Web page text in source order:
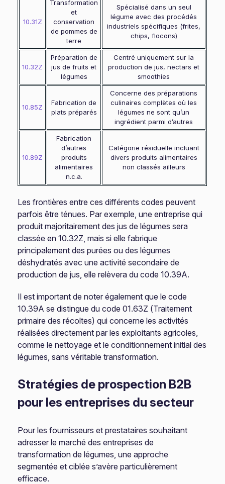
10.31Z
Transformation
et
conservation
de pommes de
terre
Spécialisé dans un seul
légume avec des procédés
industriels spécifiques (frites,
chips, flocons)
10.32Z
Préparation de
jus de fruits et
légumes
Centré uniquement sur la
production de jus, nectars et
smoothies
10.85Z
Fabrication de
plats préparés
Concerne des préparations
culinaires complètes où les
légumes ne sont qu’un
ingrédient parmi d’autres
10.89Z
Fabrication
d’autres
produits
alimentaires
n.c.a.
Catégorie résiduelle incluant
divers produits alimentaires
non classés ailleurs
Les frontières entre ces différents codes peuvent
parfois être ténues. Par exemple, une entreprise qui
produit majoritairement des jus de légumes sera
classée en 10.32Z, mais si elle fabrique
principalement des purées ou des légumes
déshydratés avec une activité secondaire de
production de jus, elle relèvera du code 10.39A.
Il est important de noter également que le code
10.39A se distingue du code 01.63Z (Traitement
primaire des récoltes) qui concerne les activités
réalisées directement par les exploitants agricoles,
comme le nettoyage et le conditionnement initial des
légumes, sans véritable transformation.
Stratégies de prospection B2B
pour les entreprises du secteur
Pour les fournisseurs et prestataires souhaitant
adresser le marché des entreprises de
transformation de légumes, une approche
segmentée et ciblée s’avère particulièrement
efficace.